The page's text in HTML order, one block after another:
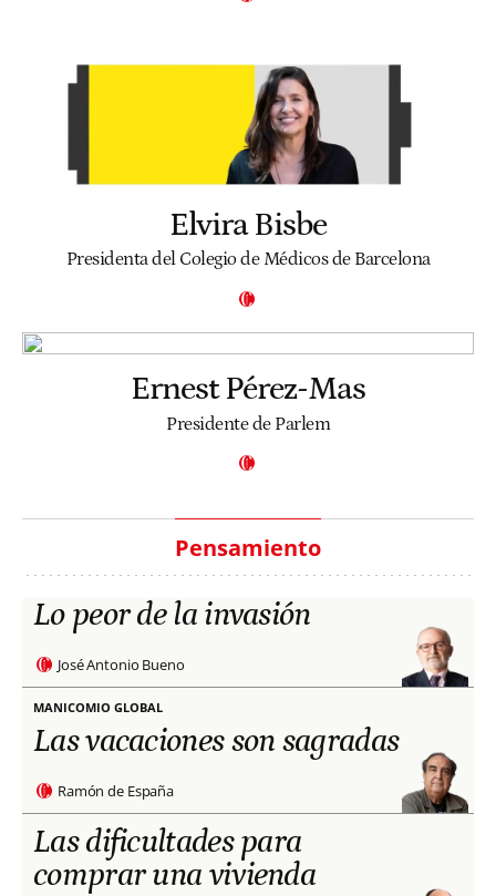
Elvira Bisbe
Presidenta del Colegio de Médicos de Barcelona
Ernest Pérez-Mas
Presidente de Parlem
Pensamiento
Lo peor de la invasión
José Antonio Bueno
MANICOMIO GLOBAL
Las vacaciones son sagradas
Ramón de España
Las dificultades para
comprar una vivienda